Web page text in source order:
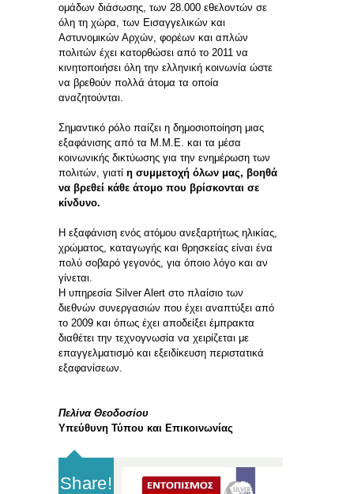
ομάδων διάσωσης, των 28.000 εθελοντών σε
όλη τη χώρα, των Εισαγγελικών και
Αστυνομικών Αρχών, φορέων και απλών
πολιτών έχει κατορθώσει από το 2011 να
κινητοποιήσει όλη την ελληνική κοινωνία ώστε
να βρεθούν πολλά άτομα τα οποία
αναζητούνται.
Σημαντικό ρόλο παίζει η δημοσιοποίηση μιας
εξαφάνισης από τα Μ.Μ.Ε. και τα μέσα
κοινωνικής δικτύωσης για την ενημέρωση των
πολιτών, γιατί η συμμετοχή όλων μας, βοηθά
να βρεθεί κάθε άτομο που βρίσκονται σε
κίνδυνο.
Η εξαφάνιση ενός ατόμου ανεξαρτήτως ηλικίας,
χρώματος, καταγωγής και θρησκείας είναι ένα
πολύ σοβαρό γεγονός, για όποιο λόγο και αν
γίνεται.
Η υπηρεσία Silver Alert στο πλαίσιο των
διεθνών συνεργασιών που έχει αναπτύξει από
το 2009 και όπως έχει αποδείξει έμπρακτα
διαθέτει την τεχνογνωσία να χειρίζεται με
επαγγελματισμό και εξειδίκευση περιστατικά
εξαφανίσεων.
Πελίνα Θεοδοσίου
Υπεύθυνη Τύπου και Επικοινωνίας
Share!